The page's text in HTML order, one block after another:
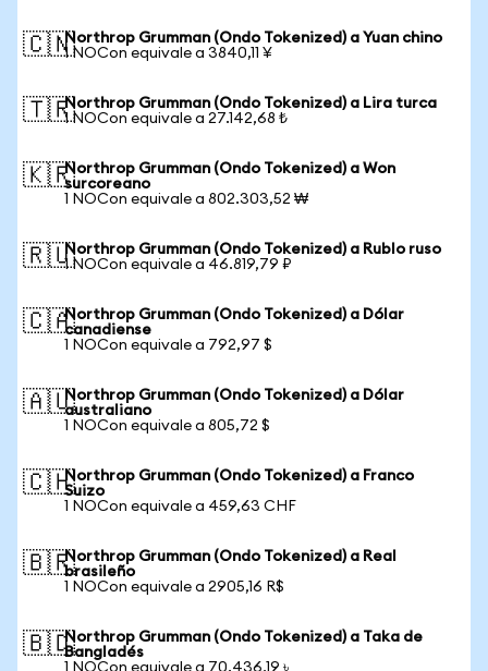
🇨🇳Northrop Grumman (Ondo Tokenized) a Yuan chino
1 NOCon equivale a 3840,11 ¥
🇹🇷Northrop Grumman (Ondo Tokenized) a Lira turca
1 NOCon equivale a 27.142,68 ₺
🇰🇷Northrop Grumman (Ondo Tokenized) a Won
surcoreano
1 NOCon equivale a 802.303,52 ₩
🇷🇺Northrop Grumman (Ondo Tokenized) a Rublo ruso
1 NOCon equivale a 46.819,79 ₽
🇨🇦Northrop Grumman (Ondo Tokenized) a Dólar
canadiense
1 NOCon equivale a 792,97 $
🇦🇺Northrop Grumman (Ondo Tokenized) a Dólar
australiano
1 NOCon equivale a 805,72 $
🇨🇭Northrop Grumman (Ondo Tokenized) a Franco
Suizo
1 NOCon equivale a 459,63 CHF
🇧🇷Northrop Grumman (Ondo Tokenized) a Real
brasileño
1 NOCon equivale a 2905,16 R$
🇧🇩Northrop Grumman (Ondo Tokenized) a Taka de
Bangladés
1 NOCon equivale a 70.436,19 ৳